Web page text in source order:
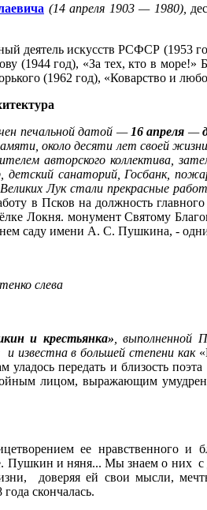
(14 апреля 1903 — 1980),
деятель искусств РСФСР (1953
год), «За тех, кто в море!»
(1962 год), «Коварство и
печальной датой —16 апреля —
около десяти лет своей
авторского коллектива,
детский санаторий, Госбанк,
Лук стали прекрасные
в Псков на должность
Локня. монумент Святому
саду имени А. С. Пушкина, -
слева
и крестьянка» ,
известна в большей степени как
передать и близость
лицом, выражающим
ее нравственного и
Пушкин и няня... Мы знаем о них
доверяя ей свои мысли,
скончалась.